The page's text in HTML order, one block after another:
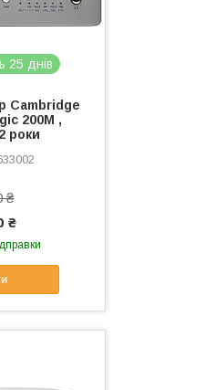
25 днів
Cambridge
200M ,
роки
₴
₴